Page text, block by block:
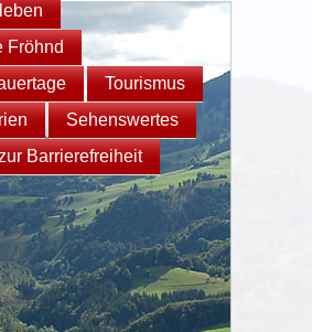
Fröhnd
Tourismus
Sehenswertes
Barrierefreiheit